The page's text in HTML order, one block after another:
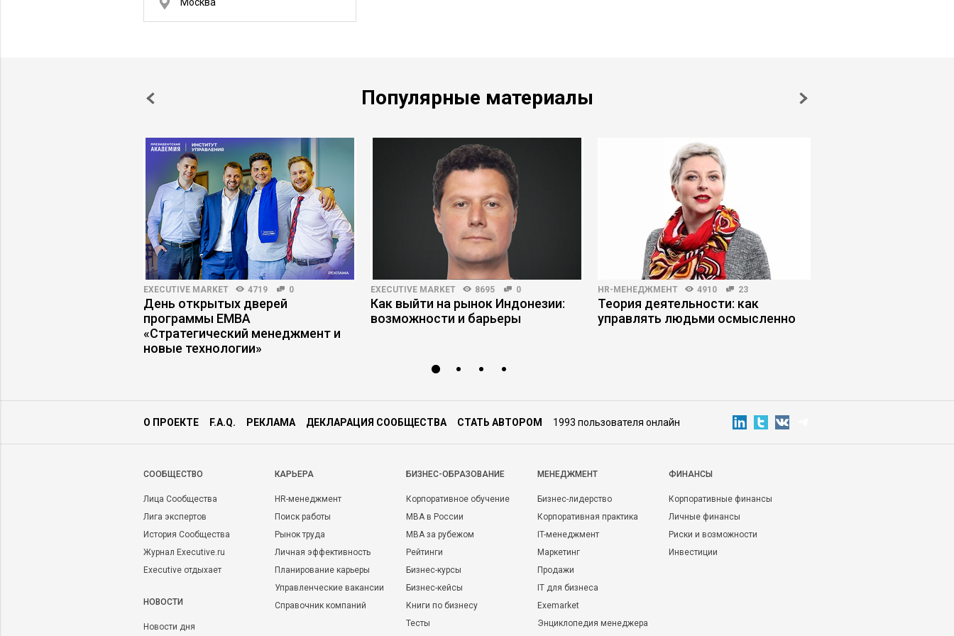
Популярные материалы
EXECUTIVE MARKET 4719 0
День открытых дверей
программы ЕМВА
«Стратегический менеджмент и
новые технологии»
EXECUTIVE MARKET 8695 0
Как выйти на рынок Индонезии:
возможности и барьеры
HR-МЕНЕДЖМЕНТ 4910 23
Теория деятельности: как
управлять людьми осмысленно
О ПРОЕКТЕ F.A.Q. РЕКЛАМА ДЕКЛАРАЦИЯ СООБЩЕСТВА СТАТЬ АВТОРОМ 1993 пользователя онлайн
CООБЩЕСТВО
Лица Сообщества
Лига экспертов
История Сообщества
Журнал Executive.ru
Executive отдыхает
НОВОСТИ
Новости дня
КАРЬЕРА
HR-менеджмент
Поиск работы
Рынок труда
Личная эффективность
Планирование карьеры
Управленческие вакансии
Справочник компаний
БИЗНЕС-ОБРАЗОВАНИЕ
Корпоративное обучение
MBA в России
MBA за рубежом
Рейтинги
Бизнес-курсы
Бизнес-кейсы
Книги по бизнесу
Тесты
МЕНЕДЖМЕНТ
Бизнес-лидерство
Корпоративная практика
IT-менеджмент
Маркетинг
Продажи
IT для бизнеса
Exemarket
Энциклопедия менеджера
ФИНАНСЫ
Корпоративные финансы
Личные финансы
Риски и возможности
Инвестиции